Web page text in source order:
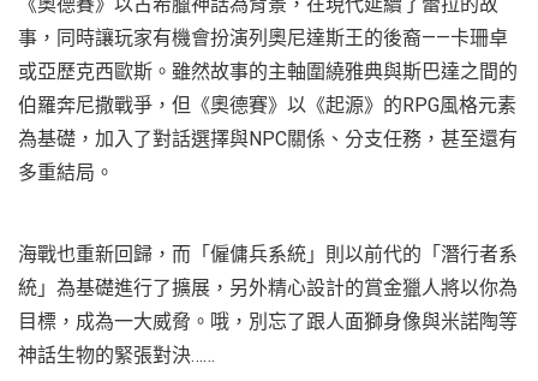
事，同時讓玩家有機會扮演列奧尼達斯王的後裔——卡珊卓
或亞歷克西歐斯。雖然故事的主軸圍繞雅典與斯巴達之間的
伯羅奔尼撒戰爭，但《奧德賽》以《起源》的RPG風格元素
為基礎，加入了對話選擇與NPC關係、分支任務，甚至還有
多重結局。
海戰也重新回歸，而「僱傭兵系統」則以前代的「潛行者系
統」為基礎進行了擴展，另外精心設計的賞金獵人將以你為
目標，成為一大威脅。哦，別忘了跟人面獅身像與米諾陶等
神話生物的緊張對決……